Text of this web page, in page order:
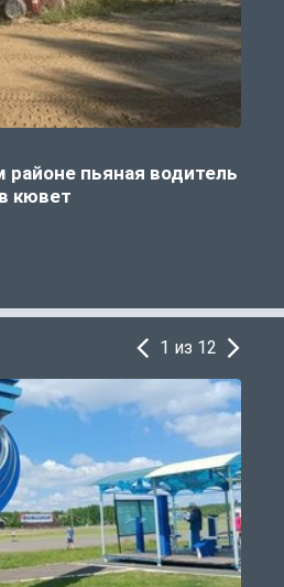
пьяная водитель
кювет
1 из 12